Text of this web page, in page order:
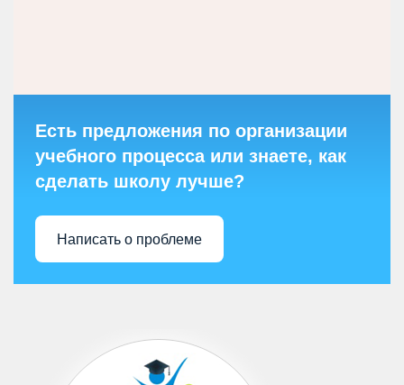
Есть предложения по организации
учебного процесса или знаете, как
сделать школу лучше?
Написать о проблеме